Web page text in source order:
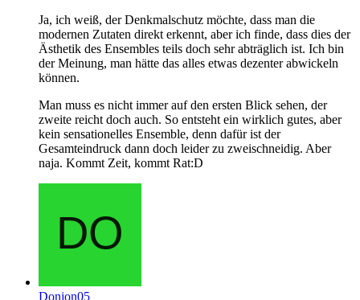
Ja, ich weiß, der Denkmalschutz möchte, dass man die
modernen Zutaten direkt erkennt, aber ich finde, dass dies der
Ästhetik des Ensembles teils doch sehr abträglich ist. Ich bin
der Meinung, man hätte das alles etwas dezenter abwickeln
können.
Man muss es nicht immer auf den ersten Blick sehen, der
zweite reicht doch auch. So entsteht ein wirklich gutes, aber
kein sensationelles Ensemble, denn dafür ist der
Gesamteindruck dann doch leider zu zweischneidig. Aber
naja. Kommt Zeit, kommt Rat:D
Donjon05